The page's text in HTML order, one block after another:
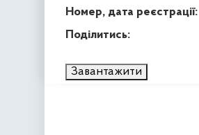
Номер, дата реєстрації:
Поділитись:
Завантажити